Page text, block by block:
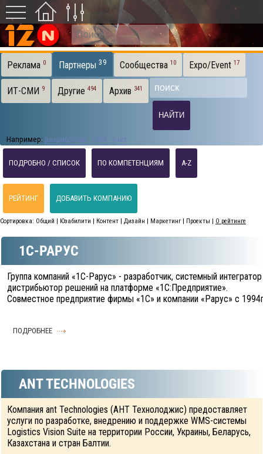
Реклама 0 Партнеры 39 Сообщества 10 Expo/Event 17
ИТ-СМИ 9 Другие 494 Архив 341
Например: разработчик
ПОДРОБНО / СПИСОК ПО КОМПЕТЕНЦИЯМ A-Z
РЕЙТИНГ ДОБАВИТЬ КОМПАНИЮ
Сортировка: Общий Юзабилити Контент Дизайн Маркетинг| Проекты О рейтинге
1C-РАРУС
Группа компаний «1С-Рарус» - разработчик, системный
дистрибьютор решений на платформе «1С:Предприятие».
Совместное предприятие фирмы «1С» и компании «Рарус» с
ПОДРОБНЕЕ
ANT TECHNOLOGIES
Компания ant Technologies (АНТ Технолоджис) предоставляет
услуги по разработке, внедрению и поддержке WMS-системы
Logistics Vision Suite на территории России, Украины, Беларусь,
Казахстана и стран Балтии.